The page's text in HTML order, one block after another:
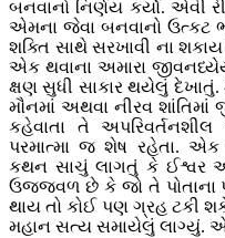
બનવાનો નિર્ણય કર્યો. એવી
એમના જેવા બનવાનો ઉત્કટ
શક્તિ સાથે સરખાવી ના
એક થવાના અમારા
ક્ષણ સુધી સાકાર થયેલું
મૌનમાં અથવા નીરવ
કહેવાતા તે
પરમાત્મા જ શેષ રહેતા. એક
કથન સાચું લાગતું કે ઈશ્વર
ઉજ્જવળ છે કે જો તે પોતાના
થાય તો કોઈ પણ ગ્રહ ટકી
મહાન સત્ય સમાયેલું લાગ્યું. એ